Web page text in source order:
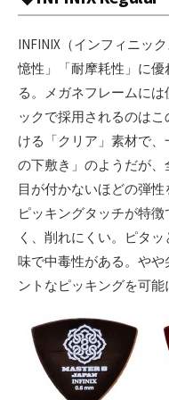
INFINIX（インフィニッ
憶性」「耐摩耗性」に
る。メガネフレームに
ックで採用されるのはこ
ける「クリア」素材で
の下敷き」のようだが
目が付かないほどの弾
ピッキングタッチが特
く、削れにくい。ピタ
味で中毒性がある。や
ントなピッキングを可能